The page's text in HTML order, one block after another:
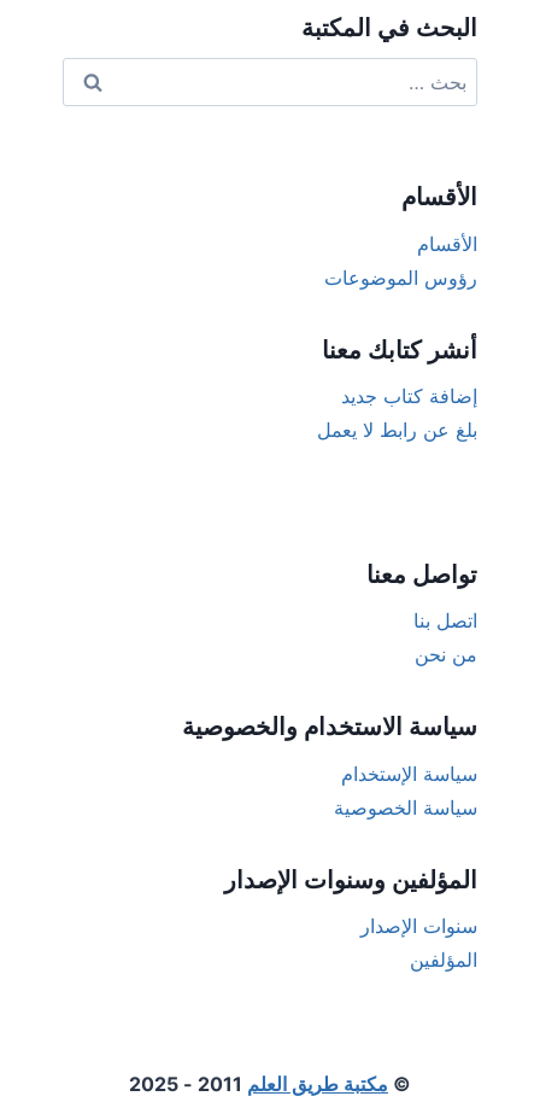
البحث في المكتبة
عن:
الأقسام
الأقسام
رؤوس الموضوعات
أنشر كتابك معنا
إضافة كتاب جديد
بلغ عن رابط لا يعمل
تواصل معنا
اتصل بنا
من نحن
سياسة الاستخدام والخصوصية
سياسة الإستخدام
سياسة الخصوصية
المؤلفين وسنوات الإصدار
سنوات الإصدار
المؤلفين
© مكتبة طريق العلم